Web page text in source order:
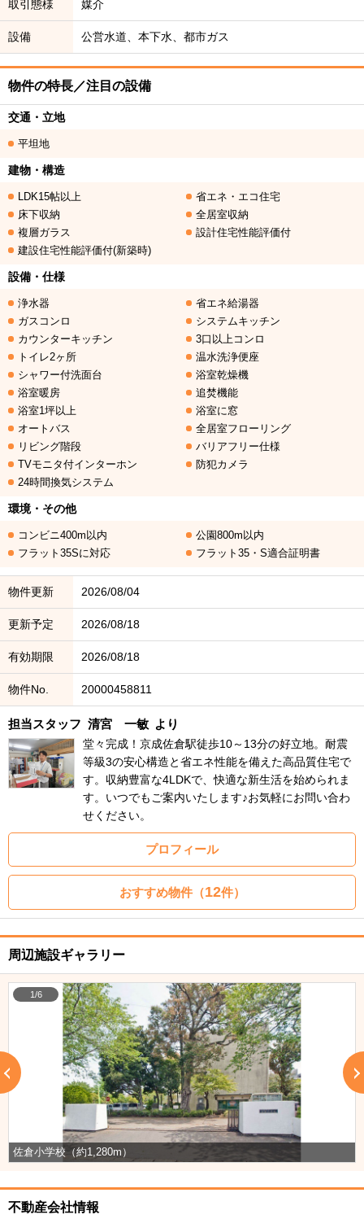
取引態様 媒介
設備 公営水道、本下水、都市ガス
物件の特長／注目の設備
交通・立地
平坦地
建物・構造
LDK15帖以上
省エネ・エコ住宅
床下収納
全居室収納
複層ガラス
設計住宅性能評価付
建設住宅性能評価付(新築時)
設備・仕様
浄水器
省エネ給湯器
ガスコンロ
システムキッチン
カウンターキッチン
3口以上コンロ
トイレ2ヶ所
温水洗浄便座
シャワー付洗面台
浴室乾燥機
浴室暖房
追焚機能
浴室1坪以上
浴室に窓
オートバス
全居室フローリング
リビング階段
バリアフリー仕様
TVモニタ付インターホン
防犯カメラ
24時間換気システム
環境・その他
コンビニ400m以内
公園800m以内
フラット35Sに対応
フラット35・S適合証明書
物件更新 2026/08/04
更新予定 2026/08/18
有効期限 2026/08/18
物件No. 20000458811
担当スタッフ 清宮 一敏 より
堂々完成！京成佐倉駅徒歩10～13分の好立地。耐震
等級3の安心構造と省エネ性能を備えた高品質住宅で
す。収納豊富な4LDKで、快適な新生活を始められま
す。いつでもご案内いたします♪お気軽にお問い合わ
せください。
プロフィール
おすすめ物件（12件）
周辺施設ギャラリー
佐倉小学校（約1,280m）
1/6
不動産会社情報